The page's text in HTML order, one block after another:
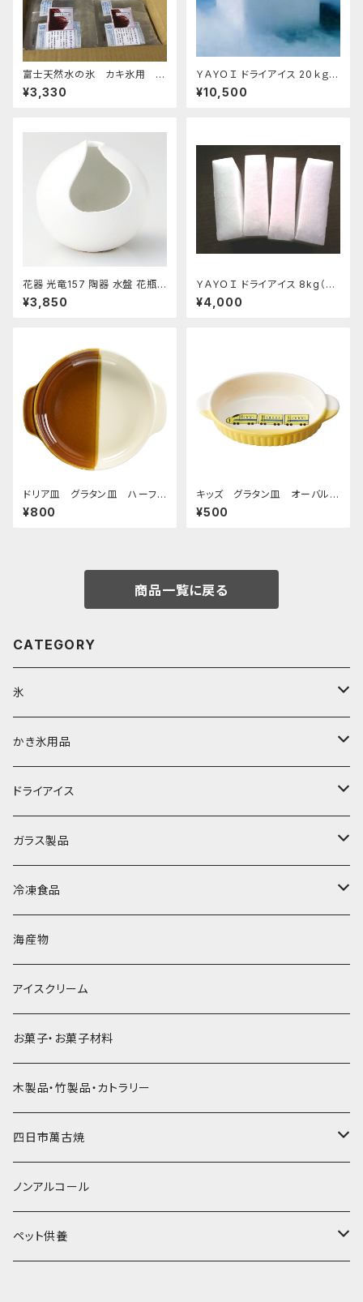
富士天然水の氷 カキ氷用 2
kg 4個セット 発泡スチロール箱
入り
¥3,330
ＹＡＹＯＩ ドライアイス 20ｋｇ
おすすめ
¥10,500
花器 光竜157 陶器 水盤 花瓶
コンポーネント フラワーベース
¥3,850
ＹＡＹＯＩ ドライアイス 8kg（出
荷時9kg弱）
¥4,000
ドリア皿 グラタン皿 ハーフ＆
ハーフ ブラウン
¥800
キッズ グラタン皿 オーバルデ
ィッシュ 超特急イエロー
¥500
商品一覧に戻る
CATEGORY
氷
富士天然水の氷
丸氷
直径70mm
直径65mm
角氷
砕氷
氷河の氷
氷アイテム
かき氷用品
かき氷シロップ
無果汁1.8Lパック
無果汁1Lパック
無添加瓶シロップ
かき氷機・かき氷器
かき氷カップ
発泡スチロール無地-使い捨て
発泡スチロールプリント柄
かき氷スプーン・スプーンストロー
プラスチック・スプーン
プラスチック・スプーンストロー
コンデンスミルク・練乳・あんこ
かき氷セット
その他かき氷用品
ドライアイス
ドライアイス3ｋｇ
ドライアイス4ｋｇ
ドライアイス5ｋｇ
ドライアイス8ｋｇ
ドライアイス10ｋｇ
ドライアイス15ｋｇ
ドライアイス20ｋｇ
ドライアイス25ｋｇ
ガラス製品
オンザロック・グラス
ビール・グラス
タンブラー
かき氷器
冷凍食品
肉まん・あんまん
パスタ・スパゲッティ
惣菜
海産物
アイスクリーム
お菓子・お菓子材料
木製品・竹製品・カトラリー
四日市萬古焼
土鍋・土釜
一般土鍋
皿・椀・丼・小物
ノンアルコール
ペット供養